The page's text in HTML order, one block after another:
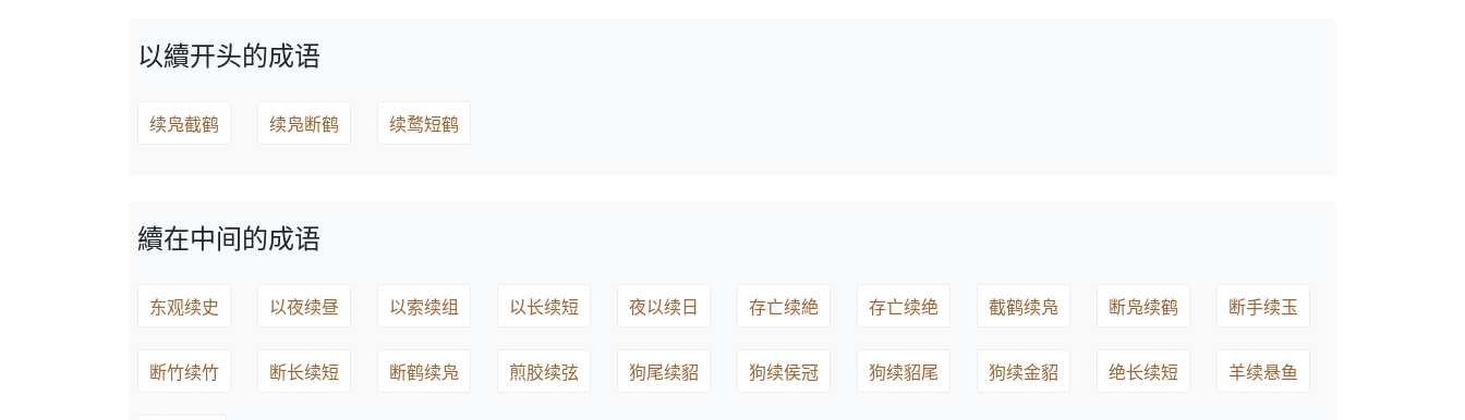
以續开头的成语
续凫截鹤 续凫断鹤 续鹜短鹤
續在中间的成语
东观续史 以夜续昼 以索续组 以长续短 夜以续日 存亡续絶 存亡续绝 截鹤续凫 断凫续鹤 断手续玉
断竹续竹 断长续短 断鹤续凫 煎胶续弦 狗尾续貂 狗续侯冠 狗续貂尾 狗续金貂 绝长续短 羊续悬鱼